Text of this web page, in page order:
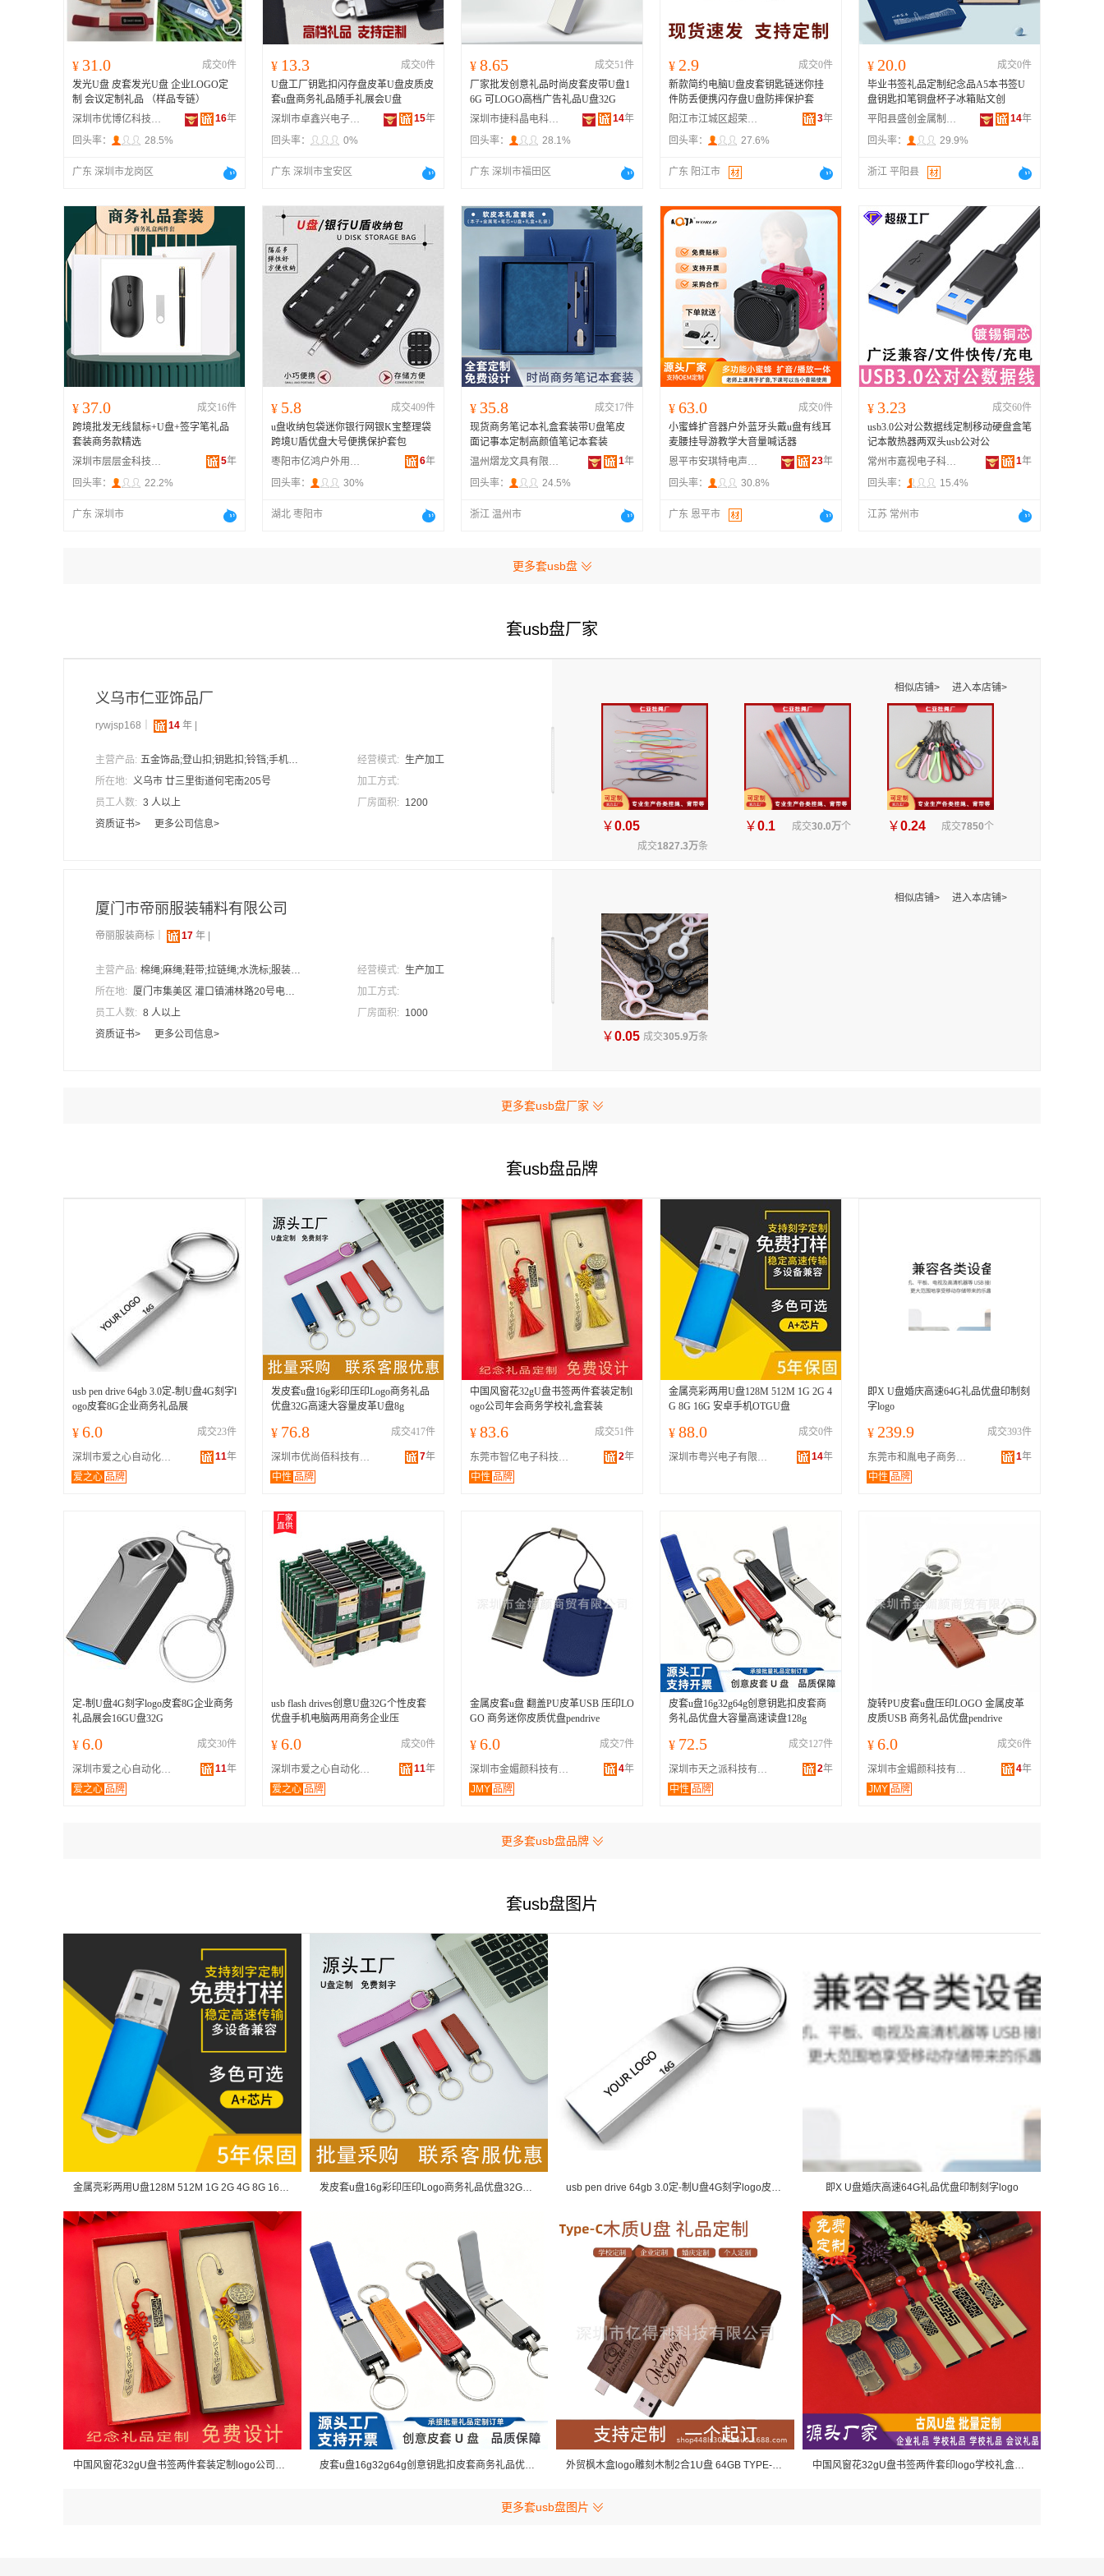
¥ 31.0
成交0件
发光U盘 皮套发光U盘 企业LOGO定
制 会议定制礼品 （样品专链）
深圳市优博亿科技发展有限公司
16年
回头率：
28.5%
广东 深圳市龙岗区
¥ 13.3
成交0件
U盘工厂钥匙扣闪存盘皮革U盘皮质皮
套u盘商务礼品随手礼展会U盘
深圳市卓鑫兴电子有限公司
15年
回头率：
0%
广东 深圳市宝安区
¥ 8.65
成交51件
厂家批发创意礼品时尚皮套皮带U盘1
6G 可LOGO高档广告礼品U盘32G
深圳市捷科晶电科技有限公司
14年
回头率：
28.1%
广东 深圳市福田区
¥ 2.9
成交0件
新款简约电脑U盘皮套钥匙链迷你挂
件防丢便携闪存盘U盘防摔保护套
阳江市江城区超荣五金制品厂
3年
回头率：
27.6%
广东 阳江市
¥ 20.0
成交0件
毕业书签礼品定制纪念品A5本书签U
盘钥匙扣笔铜盘杯子冰箱贴文创
平阳县盛创金属制品厂
14年
回头率：
29.9%
浙江 平阳县
¥ 37.0
成交16件
跨境批发无线鼠标+U盘+签字笔礼品
套装商务款精选
深圳市层层金科技有限公司
5年
回头率：
22.2%
广东 深圳市
¥ 5.8
成交409件
u盘收纳包袋迷你银行网银K宝整理袋
跨境U盾优盘大号便携保护套包
枣阳市亿鸿户外用品有限公司
6年
回头率：
30%
湖北 枣阳市
¥ 35.8
成交17件
现货商务笔记本礼盒套装带U盘笔皮
面记事本定制高颜值笔记本套装
温州熠龙文具有限公司
1年
回头率：
24.5%
浙江 温州市
¥ 63.0
成交0件
小蜜蜂扩音器户外蓝牙头戴u盘有线耳
麦腰挂导游教学大音量喊话器
恩平市安琪特电声器材厂
23年
回头率：
30.8%
广东 恩平市
¥ 3.23
成交60件
usb3.0公对公数据线定制移动硬盘盒笔
记本散热器两双头usb公对公
常州市嘉视电子科技有限公司
1年
回头率：
15.4%
江苏 常州市
更多套usb盘
套usb盘厂家
义乌市仁亚饰品厂
rywjsp168｜ 14 年 |
主营产品:
五金饰品;登山扣;钥匙扣;铃铛;手机绳;珠链;钮扣;钥匙圈;三角扣;机翼扣;箱包扣;塑料珠;手机挂件;工艺品
所在地: 义乌市 廿三里街道何宅南205号
员工人数: 3 人以上
资质证书>
更多公司信息>
经营模式:
生产加工
加工方式:
厂房面积:
1200
相似店铺> 进入本店铺>
￥0.05
成交1827.3万条
￥0.1 成交30.0万个 ￥0.24 成交7850个
厦门市帝丽服装辅料有限公司
帝丽服装商标｜ 17 年 |
主营产品:
棉绳;麻绳;鞋带;拉链绳;水洗标;服装吊牌线;织唛;工字型胶针;手穿胶针;吊牌枪;胶夹;不干胶;扎带;织标;手穿子母扣;包装袋;安全别针;服装吊粒;服装吊牌;服装领标
所在地:
厦门市集美区 灌口镇浦林路20号电商谷9B栋一楼
员工人数: 8 人以上
资质证书>
更多公司信息>
经营模式:
生产加工
加工方式:
厂房面积:
1000
相似店铺> 进入本店铺>
￥0.05 成交305.9万条
更多套usb盘厂家
套usb盘品牌
usb pen drive 64gb 3.0定-制U盘4G刻字l
ogo皮套8G企业商务礼品展
¥ 6.0 成交23件
深圳市爱之心自动化技术有限公司 11年
爱之心 品牌
发皮套u盘16g彩印压印Logo商务礼品
优盘32G高速大容量皮革U盘8g
¥ 76.8 成交417件
深圳市优尚佰科技有限公司 7年
中性 品牌
中国风窗花32gU盘书签两件套装定制l
ogo公司年会商务学校礼盒套装
¥ 83.6 成交51件
东莞市智亿电子科技有限公司 2年
中性 品牌
金属亮彩两用U盘128M 512M 1G 2G 4
G 8G 16G 安卓手机OTGU盘
¥ 88.0 成交0件
深圳市粤兴电子有限公司 14年
即X U盘婚庆高速64G礼品优盘印制刻
字logo
¥ 239.9 成交393件
东莞市和胤电子商务有限公司 1年
中性 品牌
定-制U盘4G刻字logo皮套8G企业商务
礼品展会16GU盘32G
¥ 6.0 成交30件
深圳市爱之心自动化技术有限公司 11年
爱之心 品牌
usb flash drives创意U盘32G个性皮套
优盘手机电脑两用商务企业压
¥ 6.0 成交0件
深圳市爱之心自动化技术有限公司 11年
爱之心 品牌
金属皮套u盘 翻盖PU皮革USB 压印LO
GO 商务迷你皮质优盘pendrive
¥ 6.0 成交7件
深圳市金媚颜科技有限公司 4年
JMY 品牌
皮套u盘16g32g64g创意钥匙扣皮套商
务礼品优盘大容量高速读盘128g
¥ 72.5 成交127件
深圳市天之派科技有限公司 2年
中性 品牌
旋转PU皮套u盘压印LOGO 金属皮革
皮质USB 商务礼品优盘pendrive
¥ 6.0 成交6件
深圳市金媚颜科技有限公司 4年
JMY 品牌
更多套usb盘品牌
套usb盘图片
金属亮彩两用U盘128M 512M 1G 2G 4G 8G 16G 安卓手机OTGU盘 发皮套u盘16g彩印压印Logo商务礼品优盘32G高速大容量皮革U盘8g usb pen drive 64gb 3.0定-制U盘4G刻字logo皮套8G企业商务礼品展 即X U盘婚庆高速64G礼品优盘印制刻字logo
中国风窗花32gU盘书签两件套装定制logo公司年会商务学校礼盒套装 皮套u盘16g32g64g创意钥匙扣皮套商务礼品优盘大容量高速读盘128g 外贸枫木盒logo雕刻木制2合1U盘 64GB TYPE-C 大容量优盘128G批发 中国风窗花32gU盘书签两件套印logo学校礼盒套装文创中国风U盘
更多套usb盘图片